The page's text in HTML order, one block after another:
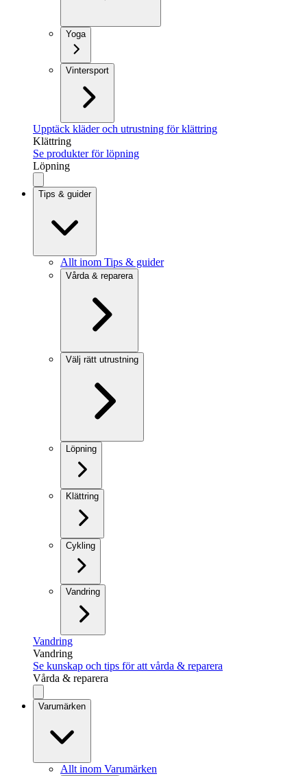
Yoga
Vintersport
Upptäck kläder och utrustning för klättring
Klättring
Se produkter för löpning
Löpning
Tips & guider
Allt inom Tips & guider
Vårda & reparera
Välj rätt utrustning
Löpning
Klättring
Cykling
Vandring
Vandring
Vandring
Se kunskap och tips för att vårda & reparera
Vårda & reparera
Varumärken
Allt inom Varumärken